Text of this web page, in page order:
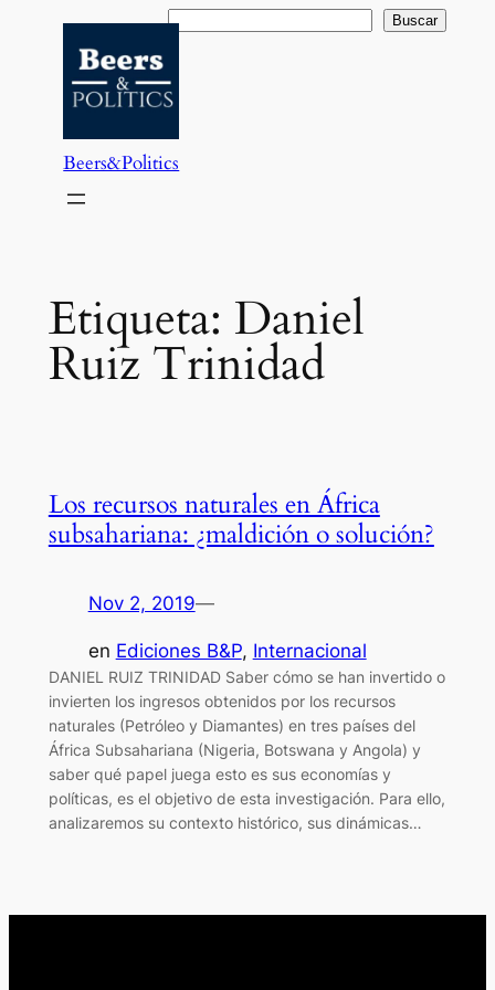
contenido
Buscar Buscar
Beers&Politics
Etiqueta: Daniel
Ruiz Trinidad
Los recursos naturales en África
subsahariana: ¿maldición o solución?
Nov 2, 2019—
en Ediciones B&P, Internacional
DANIEL RUIZ TRINIDAD Saber cómo se han invertido o
invierten los ingresos obtenidos por los recursos
naturales (Petróleo y Diamantes) en tres países del
África Subsahariana (Nigeria, Botswana y Angola) y
saber qué papel juega esto es sus economías y
políticas, es el objetivo de esta investigación. Para ello,
analizaremos su contexto histórico, sus dinámicas…